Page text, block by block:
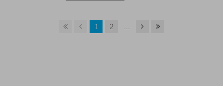
1 2 ...